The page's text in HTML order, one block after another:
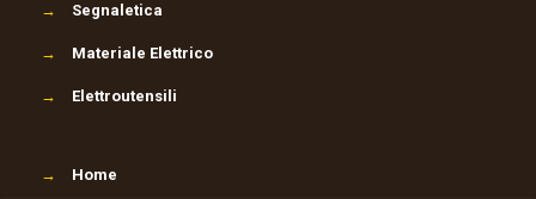
→ Segnaletica
→ Materiale Elettrico
→ Elettroutensili
→ Home